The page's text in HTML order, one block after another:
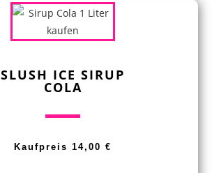
SLUSH ICE SIRUP
COLA
Kaufpreis 14,00 €